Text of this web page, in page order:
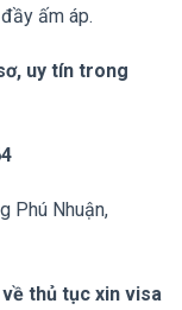
ấm áp.
uy tín trong
Phú Nhuận,
thủ tục xin visa